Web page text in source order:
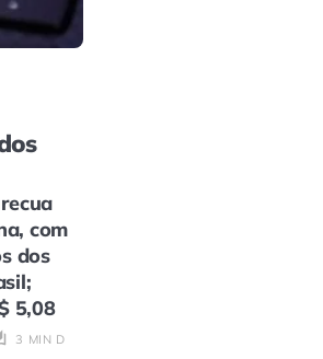
com
dos
5,08
3 MIN DE LEITURA